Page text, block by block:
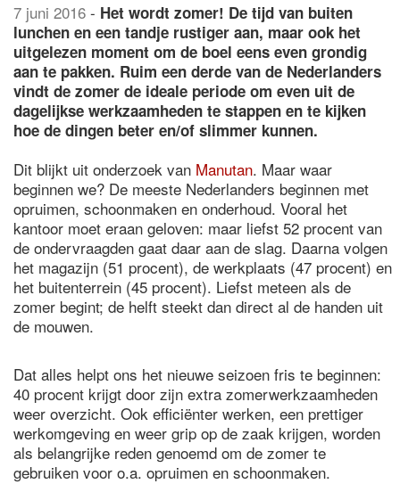
7 juni 2016 - Het wordt zomer! De tijd van buiten
lunchen en een tandje rustiger aan, maar ook het
uitgelezen moment om de boel eens even grondig
aan te pakken. Ruim een derde van de Nederlanders
vindt de zomer de ideale periode om even uit de
dagelijkse werkzaamheden te stappen en te kijken
hoe de dingen beter en/of slimmer kunnen.
Dit blijkt uit onderzoek van Manutan. Maar waar
beginnen we? De meeste Nederlanders beginnen met
opruimen, schoonmaken en onderhoud. Vooral het
kantoor moet eraan geloven: maar liefst 52 procent van
de ondervraagden gaat daar aan de slag. Daarna volgen
het magazijn (51 procent), de werkplaats (47 procent) en
het buitenterrein (45 procent). Liefst meteen als de
zomer begint; de helft steekt dan direct al de handen uit
de mouwen.
Dat alles helpt ons het nieuwe seizoen fris te beginnen:
40 procent krijgt door zijn extra zomerwerkzaamheden
weer overzicht. Ook efficiënter werken, een prettiger
werkomgeving en weer grip op de zaak krijgen, worden
als belangrijke reden genoemd om de zomer te
gebruiken voor o.a. opruimen en schoonmaken.